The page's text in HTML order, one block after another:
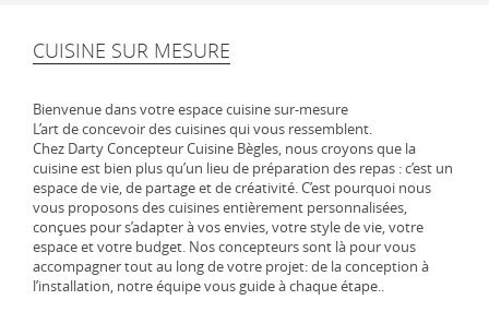
CUISINE SUR MESURE
Bienvenue dans votre espace cuisine sur-mesure
L’art de concevoir des cuisines qui vous ressemblent.
Chez Darty Concepteur Cuisine Bègles, nous croyons que la
cuisine est bien plus qu’un lieu de préparation des repas : c’est un
espace de vie, de partage et de créativité. C’est pourquoi nous
vous proposons des cuisines entièrement personnalisées,
conçues pour s’adapter à vos envies, votre style de vie, votre
espace et votre budget. Nos concepteurs sont là pour vous
accompagner tout au long de votre projet: de la conception à
l’installation, notre équipe vous guide à chaque étape..